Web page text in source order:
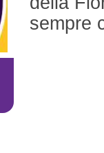
sempre